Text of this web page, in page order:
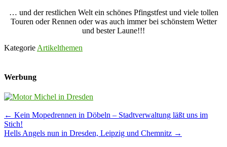
… und der restlichen Welt ein schönes Pfingstfest und viele tollen
Touren oder Rennen oder was auch immer bei schönstem Wetter
und bester Laune!!!
Kategorie Artikelthemen
Werbung
Post
navigation
← Kein Mopedrennen in Döbeln – Stadtverwaltung läßt uns im
Stich!
Hells Angels nun in Dresden, Leipzig und Chemnitz →